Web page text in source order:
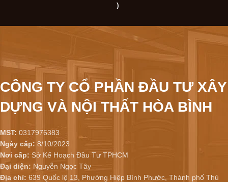
)
CÔNG TY CỔ PHẦN ĐẦU TƯ XÂY
DỰNG VÀ NỘI THẤT HÒA BÌNH
MST: 0317976383
Ngày cấp: 8/10/2023
Nơi cấp: Sở Kế Hoạch Đầu Tư TPHCM
Đại diện: Nguyễn Ngọc Tây
Địa chỉ: 639 Quốc lộ 13, Phường Hiệp Bình Phước, Thành phố Thủ